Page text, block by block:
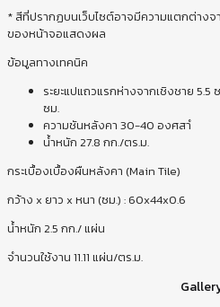
* สีที่ปรากฏบนเว็บไซต์อาจมีความแตกต่าง
ของหน้าจอแสดงผล
ข้อมูลทางเทคนิค
ระยะแปแถวแรกห่างจากเชิงชาย 5.5
ซม.
ความชันหลังคา 30-40 องศสาํ
น้ำหนัก 27.8 กก./ตร.ม.
กระเบื้องเบื้องผืนหลังคา (Main Tile)
กว้าง x ยาว x หนา (ซม.) : 60x44x0.6
น้ำหนัก 2.5 กก./ แผ่น
จำนวนใช้งาน 11.11 แผ่น/ตร.ม.